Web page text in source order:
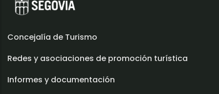
Concejalía de Turismo
Redes y asociaciones de promoción turística
Informes y documentación